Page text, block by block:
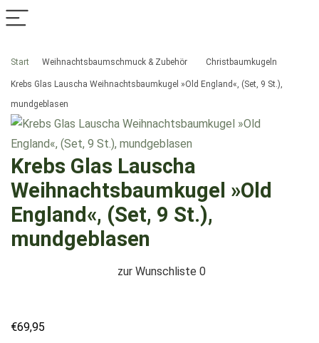
Start Weihnachtsbaumschmuck & Zubehör Christbaumkugeln
Krebs Glas Lauscha Weihnachtsbaumkugel »Old England«, (Set, 9 St.),
mundgeblasen
Krebs Glas Lauscha
Weihnachtsbaumkugel »Old
England«, (Set, 9 St.),
mundgeblasen
zur Wunschliste 0
€69,95